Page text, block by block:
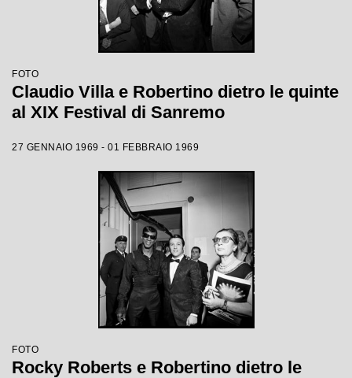
FOTO
Claudio Villa e Robertino dietro le quinte
al XIX Festival di Sanremo
27 GENNAIO 1969 - 01 FEBBRAIO 1969
FOTO
Rocky Roberts e Robertino dietro le